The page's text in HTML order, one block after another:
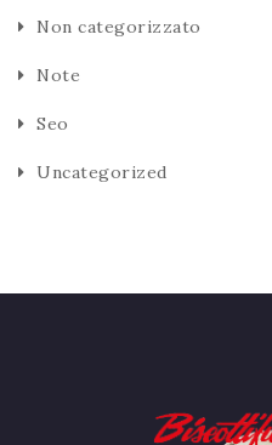
Non categorizzato
Note
Seo
Uncategorized